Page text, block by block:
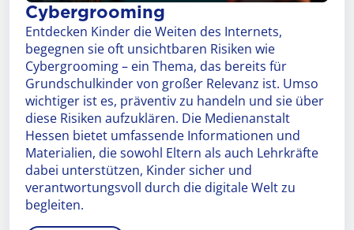
Cybergrooming
Entdecken Kinder die Weiten des Internets,
begegnen sie oft unsichtbaren Risiken wie
Cybergrooming – ein Thema, das bereits für
Grundschulkinder von großer Relevanz ist. Umso
wichtiger ist es, präventiv zu handeln und sie über
diese Risiken aufzuklären. Die Medienanstalt
Hessen bietet umfassende Informationen und
Materialien, die sowohl Eltern als auch Lehrkräfte
dabei unterstützen, Kinder sicher und
verantwortungsvoll durch die digitale Welt zu
begleiten.